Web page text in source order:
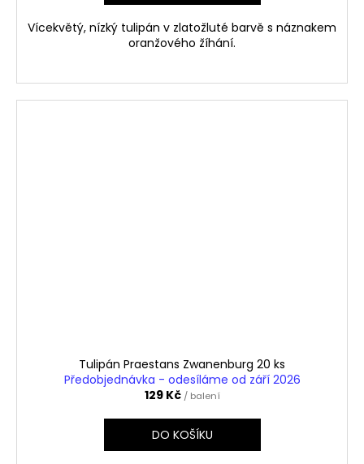
Vícekvětý, nízký tulipán v zlatožluté barvě s náznakem
oranžového žíhání.
Tulipán Praestans Zwanenburg 20 ks
Předobjednávka - odesíláme od září 2026
129 Kč / balení
DO KOŠÍKU